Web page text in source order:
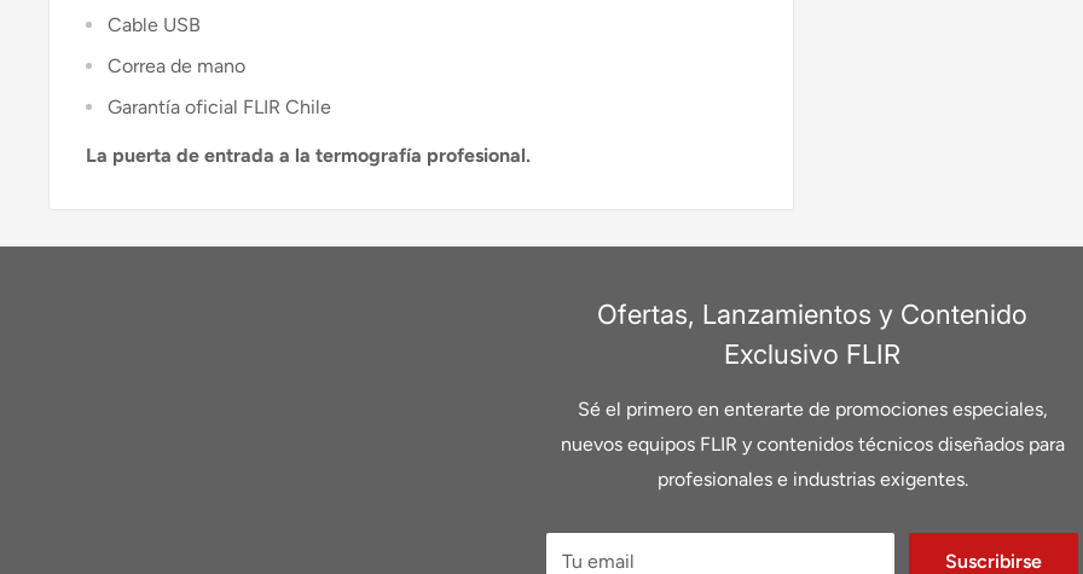
Cable USB
Correa de mano
Garantía oficial FLIR Chile
La puerta de entrada a la termografía profesional.
Ofertas, Lanzamientos y Contenido
Exclusivo FLIR
Sé el primero en enterarte de promociones especiales,
nuevos equipos FLIR y contenidos técnicos diseñados para
profesionales e industrias exigentes.
Tu email Suscribirse